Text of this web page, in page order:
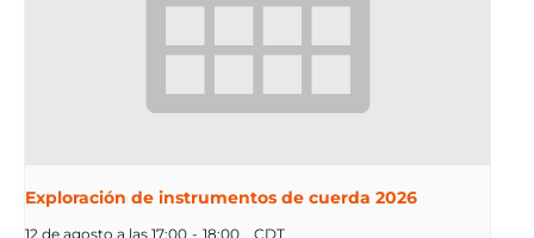
Exploración de instrumentos de cuerda 2026
12 de agosto a las 17:00 - 18:00 CDT